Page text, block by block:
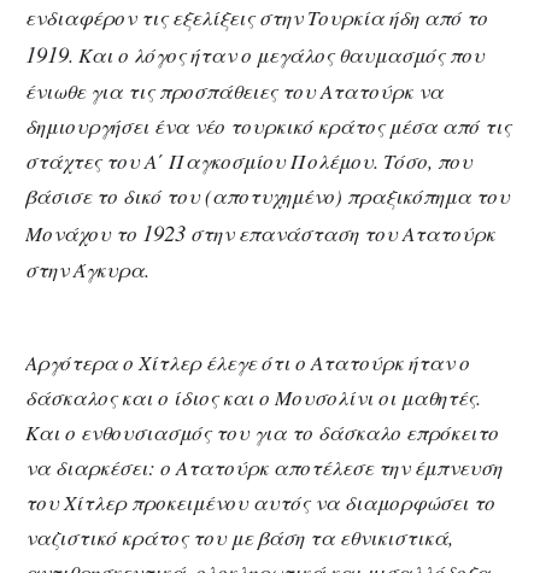
ενδιαφέρον τις εξελίξεις στην Τουρκία ήδη από το
1919. Και ο λόγος ήταν ο μεγάλος θαυμασμός που
ένιωθε για τις προσπάθειες του Ατατούρκ να
δημιουργήσει ένα νέο τουρκικό κράτος μέσα από τις
στάχτες του Α΄ Παγκοσμίου Πολέμου. Τόσο, που
βάσισε το δικό του (αποτυχημένο) πραξικόπημα του
Μονάχου το 1923 στην επανάσταση του Ατατούρκ
στην Άγκυρα.
Αργότερα ο Χίτλερ έλεγε ότι ο Ατατούρκ ήταν ο
δάσκαλος και ο ίδιος και ο Μουσολίνι οι μαθητές.
Και ο ενθουσιασμός του για το δάσκαλο επρόκειτο
να διαρκέσει: ο Ατατούρκ αποτέλεσε την έμπνευση
του Χίτλερ προκειμένου αυτός να διαμορφώσει το
ναζιστικό κράτος του με βάση τα εθνικιστικά,